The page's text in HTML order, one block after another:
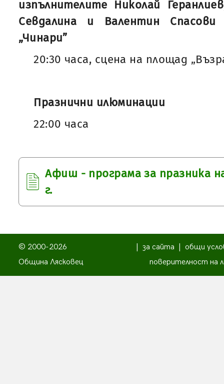
изпълнителите Николай
Севдалина и Валентин
„Чинари”
20:30 часа, сцена на площад
Празнични илюминации
22:00 часа
Афиш - програма за празника
г.
© 2000-2026
Община Лясковец
за сайта
общи
поверителност на